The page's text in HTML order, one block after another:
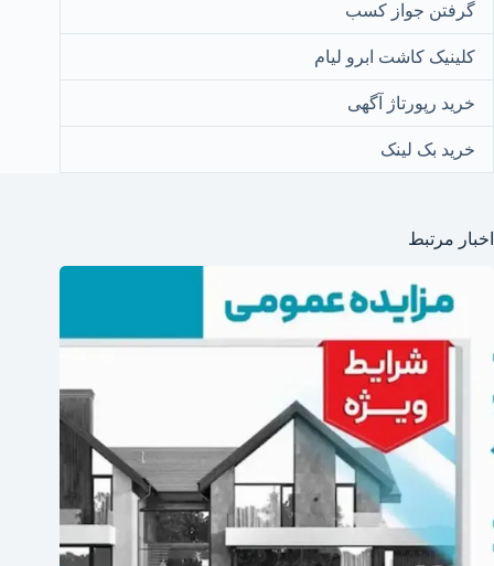
گرفتن جواز کسب
کلینیک کاشت ابرو لیام
خرید رپورتاژ آگهی
خرید بک لینک
اخبار مرتبط